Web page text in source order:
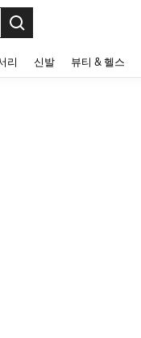
리 신발 뷰티 & 헬스